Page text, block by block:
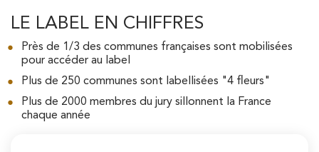
LE LABEL EN CHIFFRES
Près de 1/3 des communes françaises sont mobilisées
pour accéder au label
Plus de 250 communes sont labellisées "4 fleurs"
Plus de 2000 membres du jury sillonnent la France
chaque année